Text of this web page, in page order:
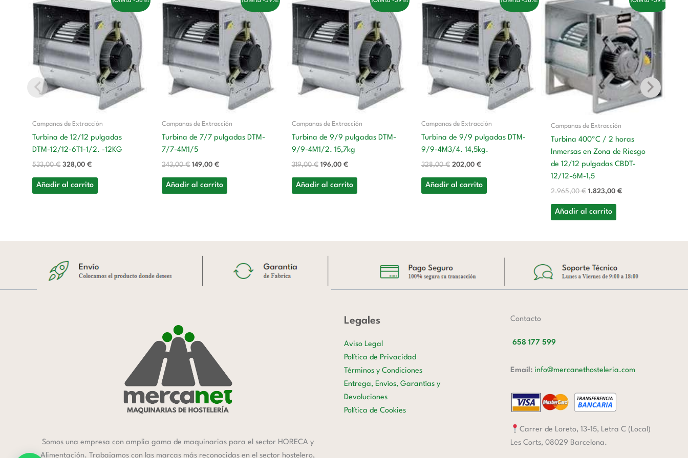
Campanas de Extracción
Turbina de 12/12 pulgadas
DTM-12/12-6T1-1/2. -12KG
533,00€
precio
era:
533,00 €.
328,00€
precio
actual
es:
328,00 €.
Añadir al carrito
Campanas de Extracción
Turbina de 7/7 pulgadas DTM-
7/7-4M1/5
243,00€
precio
era:
243,00 €.
149,00€
precio
actual
es:
149,00 €.
Añadir al carrito
Campanas de Extracción
Turbina de 9/9 pulgadas DTM-
9/9-4M1/2. 15,7kg
319,00€
precio
original
era:
319,00 €.
196,00 €
precio
actual
es:
196,00 €.
Añadir al carrito
Campanas de Extracción
Turbina de 9/9 pulgadas DTM-
9/9-4M3/4. 14,5kg.
328,00€
precio
era:
328,00 €.
202,00 €
precio
actual
es:
202,00 €.
Añadir al carrito
Campanas de Extracción
Turbina 400ºC / 2 horas
Inmersas en Zona de Riesgo
de 12/12 pulgadas CBDT-
12/12-6M-1,5
2.965,00€
precio
original
era:
2.965,00 €.
1.823,00 €
precio
actual
es:
1.823,00 €.
Añadir al carrito
Somos una empresa con amplia gama de maquinarias para el sector HORECA y
Alimentación. Trabajamos con las marcas más reconocidas en el sector hostelero,
Legales
Aviso Legal
Política de Privacidad
Términos y Condiciones
Entrega, Envíos, Garantías y
Devoluciones
Política de Cookies
Contacto
658 177 599
Email: info@mercanethosteleria.com
Carrer de Loreto, 13-15, Letra C (Local)
Les Corts, 08029 Barcelona.